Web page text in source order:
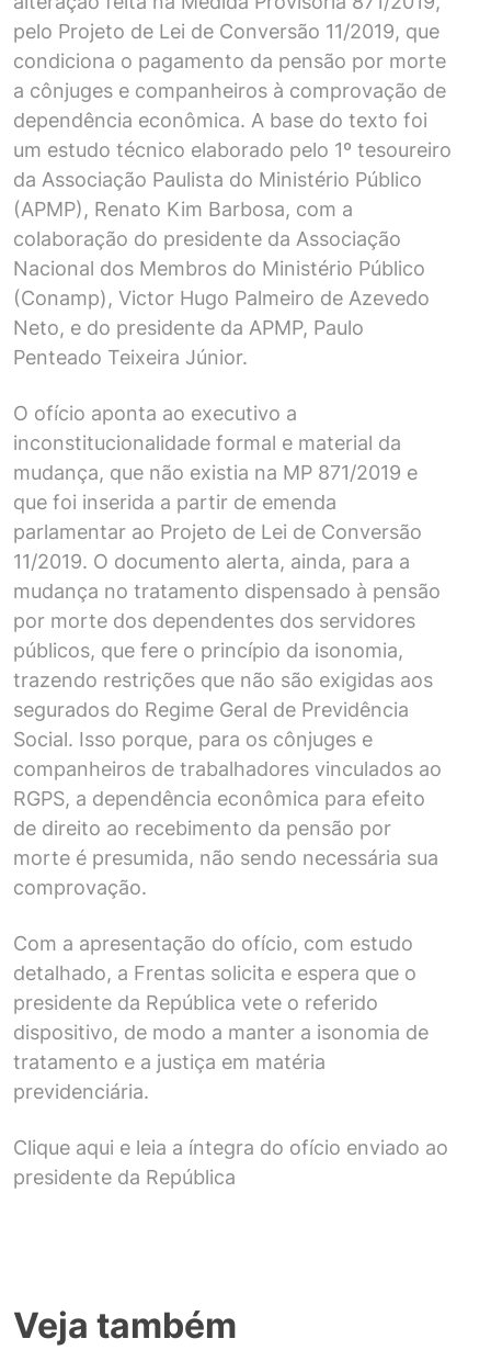
pelo Projeto de Lei de Conversão 11/2019, que
condiciona o pagamento da pensão por morte
a cônjuges e companheiros à comprovação de
dependência econômica. A base do texto foi
um estudo técnico elaborado pelo 1º tesoureiro
da Associação Paulista do Ministério Público
(APMP), Renato Kim Barbosa, com a
colaboração do presidente da Associação
Nacional dos Membros do Ministério Público
(Conamp), Victor Hugo Palmeiro de Azevedo
Neto, e do presidente da APMP, Paulo
Penteado Teixeira Júnior.
O ofício aponta ao executivo a
inconstitucionalidade formal e material da
mudança, que não existia na MP 871/2019 e
que foi inserida a partir de emenda
parlamentar ao Projeto de Lei de Conversão
11/2019. O documento alerta, ainda, para a
mudança no tratamento dispensado à pensão
por morte dos dependentes dos servidores
públicos, que fere o princípio da isonomia,
trazendo restrições que não são exigidas aos
segurados do Regime Geral de Previdência
Social. Isso porque, para os cônjuges e
companheiros de trabalhadores vinculados ao
RGPS, a dependência econômica para efeito
de direito ao recebimento da pensão por
morte é presumida, não sendo necessária sua
comprovação.
Com a apresentação do ofício, com estudo
detalhado, a Frentas solicita e espera que o
presidente da República vete o referido
dispositivo, de modo a manter a isonomia de
tratamento e a justiça em matéria
previdenciária.
Clique aqui e leia a íntegra do ofício enviado ao
presidente da República
Veja também